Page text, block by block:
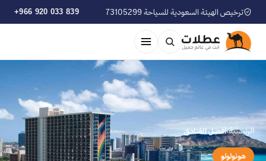
ترخيص الهيئة السعودية للسياحة 73105299 +966 920 033 839
الرئيسية›أفضل الفنادق
هونولولو